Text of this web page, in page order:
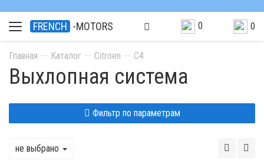
FRENCH -MOTORS 0 0
Главная Каталог Citroen C4
Выхлопная система
Фильтр по параметрам
не выбрано